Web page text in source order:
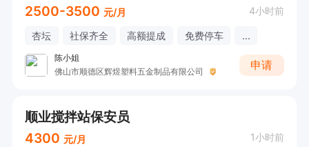
2500-3500 元/月 4小时前
杏坛 社保齐全 高额提成 免费停车 ...
陈小姐
佛山市顺德区辉煜塑料五金制品有限公司
申请
顺业搅拌站保安员
4300 元/月 1小时前